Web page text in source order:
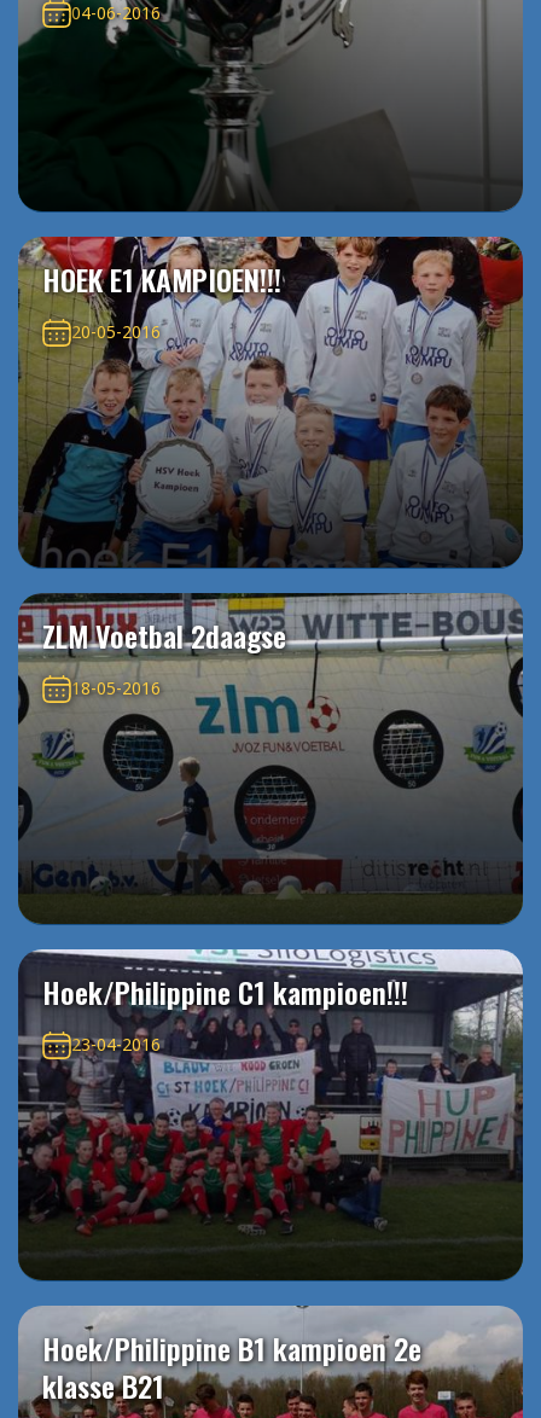
04-06-2016
HOEK E1 KAMPIOEN!!!
20-05-2016
ZLM Voetbal 2daagse
18-05-2016
Hoek/Philippine C1 kampioen!!!
23-04-2016
Hoek/Philippine B1 kampioen 2e
klasse B21